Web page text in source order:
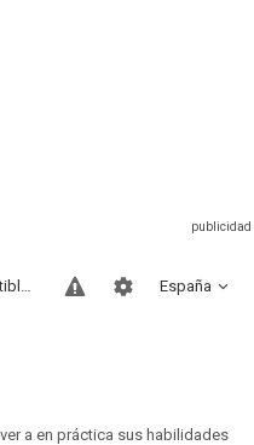
España
Sitios compatibles
a en práctica sus habilidades